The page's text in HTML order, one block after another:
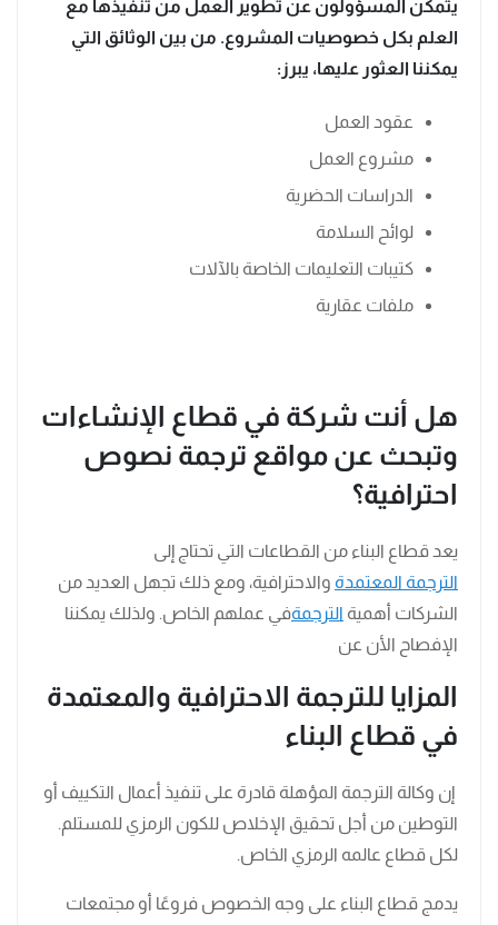
يتمكن المسؤولون عن تطوير العمل من تنفيذها مع
العلم بكل خصوصيات المشروع. من بين الوثائق التي
يمكننا العثور عليها، يبرز:
عقود العمل
مشروع العمل
الدراسات الحضرية
لوائح السلامة
كتيبات التعليمات الخاصة بالآلات
ملفات عقارية
هل أنت شركة في قطاع الإنشاءات
وتبحث عن مواقع ترجمة نصوص
احترافية؟
يعد قطاع البناء من القطاعات التي تحتاج إلى
الترجمة المعتمدة والاحترافية، ومع ذلك تجهل العديد من
الشركات أهمية الترجمةفي عملهم الخاص. ولذلك يمكننا
الإفصاح الأن عن
المزايا للترجمة الاحترافية والمعتمدة
في قطاع البناء
إن وكالة الترجمة المؤهلة قادرة على تنفيذ أعمال التكييف أو
التوطين من أجل تحقيق الإخلاص للكون الرمزي للمستلم.
لكل قطاع عالمه الرمزي الخاص.
يدمج قطاع البناء على وجه الخصوص فروعًا أو مجتمعات